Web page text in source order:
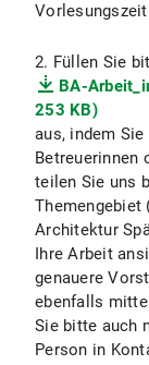
Vorlesungszeit
2. Füllen Sie
BA-
253 KB)
aus, indem
Betreuerinnen
teilen Sie uns
Themengebiet
Architektur
Ihre Arbeit
genauere
ebenfalls
Sie bitte auch
Person in